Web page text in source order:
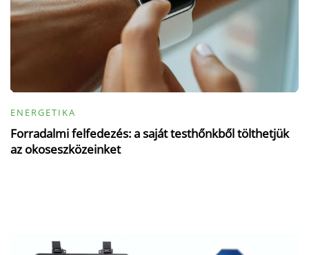
ENERGETIKA
Forradalmi felfedezés: a saját testhőnkből tölthetjük
az okoseszközeinket